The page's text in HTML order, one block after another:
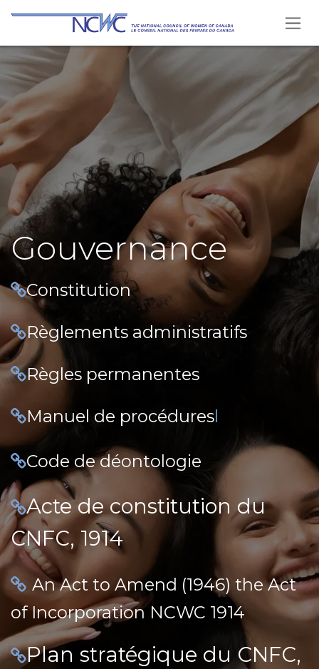
Se rendre au contenu
Gouvernance
Constitution
Règlements administratifs
Règles permanentes
Manuel de procéduresl
Code de déontologie
Acte de constitution du
CNFC, 1914
An Act to Amend (1946) the Act
of Incorporation NCWC 1914
Plan stratégique du CNFC,